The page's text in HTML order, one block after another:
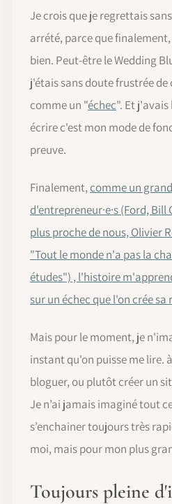
Je crois que je regrettais
arrété, parce que
bien. Peut-être le Wedding
j'étais sans doute frustrée de
comme un "échec". Et
écrire c'est mon mode de
preuve.
Finalement,comme un
d'entrepreneur·e·s (Ford, Bill
plus proche de nous, Olivier
"Tout le monde n'a pas la
études") , l'histoire
sur un échec que l'on crée sa
Mais pour le moment, je
instant qu'on puisse me lire.
bloguer, ou plutôt créer un
Je n’ai jamais imaginé tout
s’enchainer toujours très
moi, mais pour mon plus
Toujours pleine